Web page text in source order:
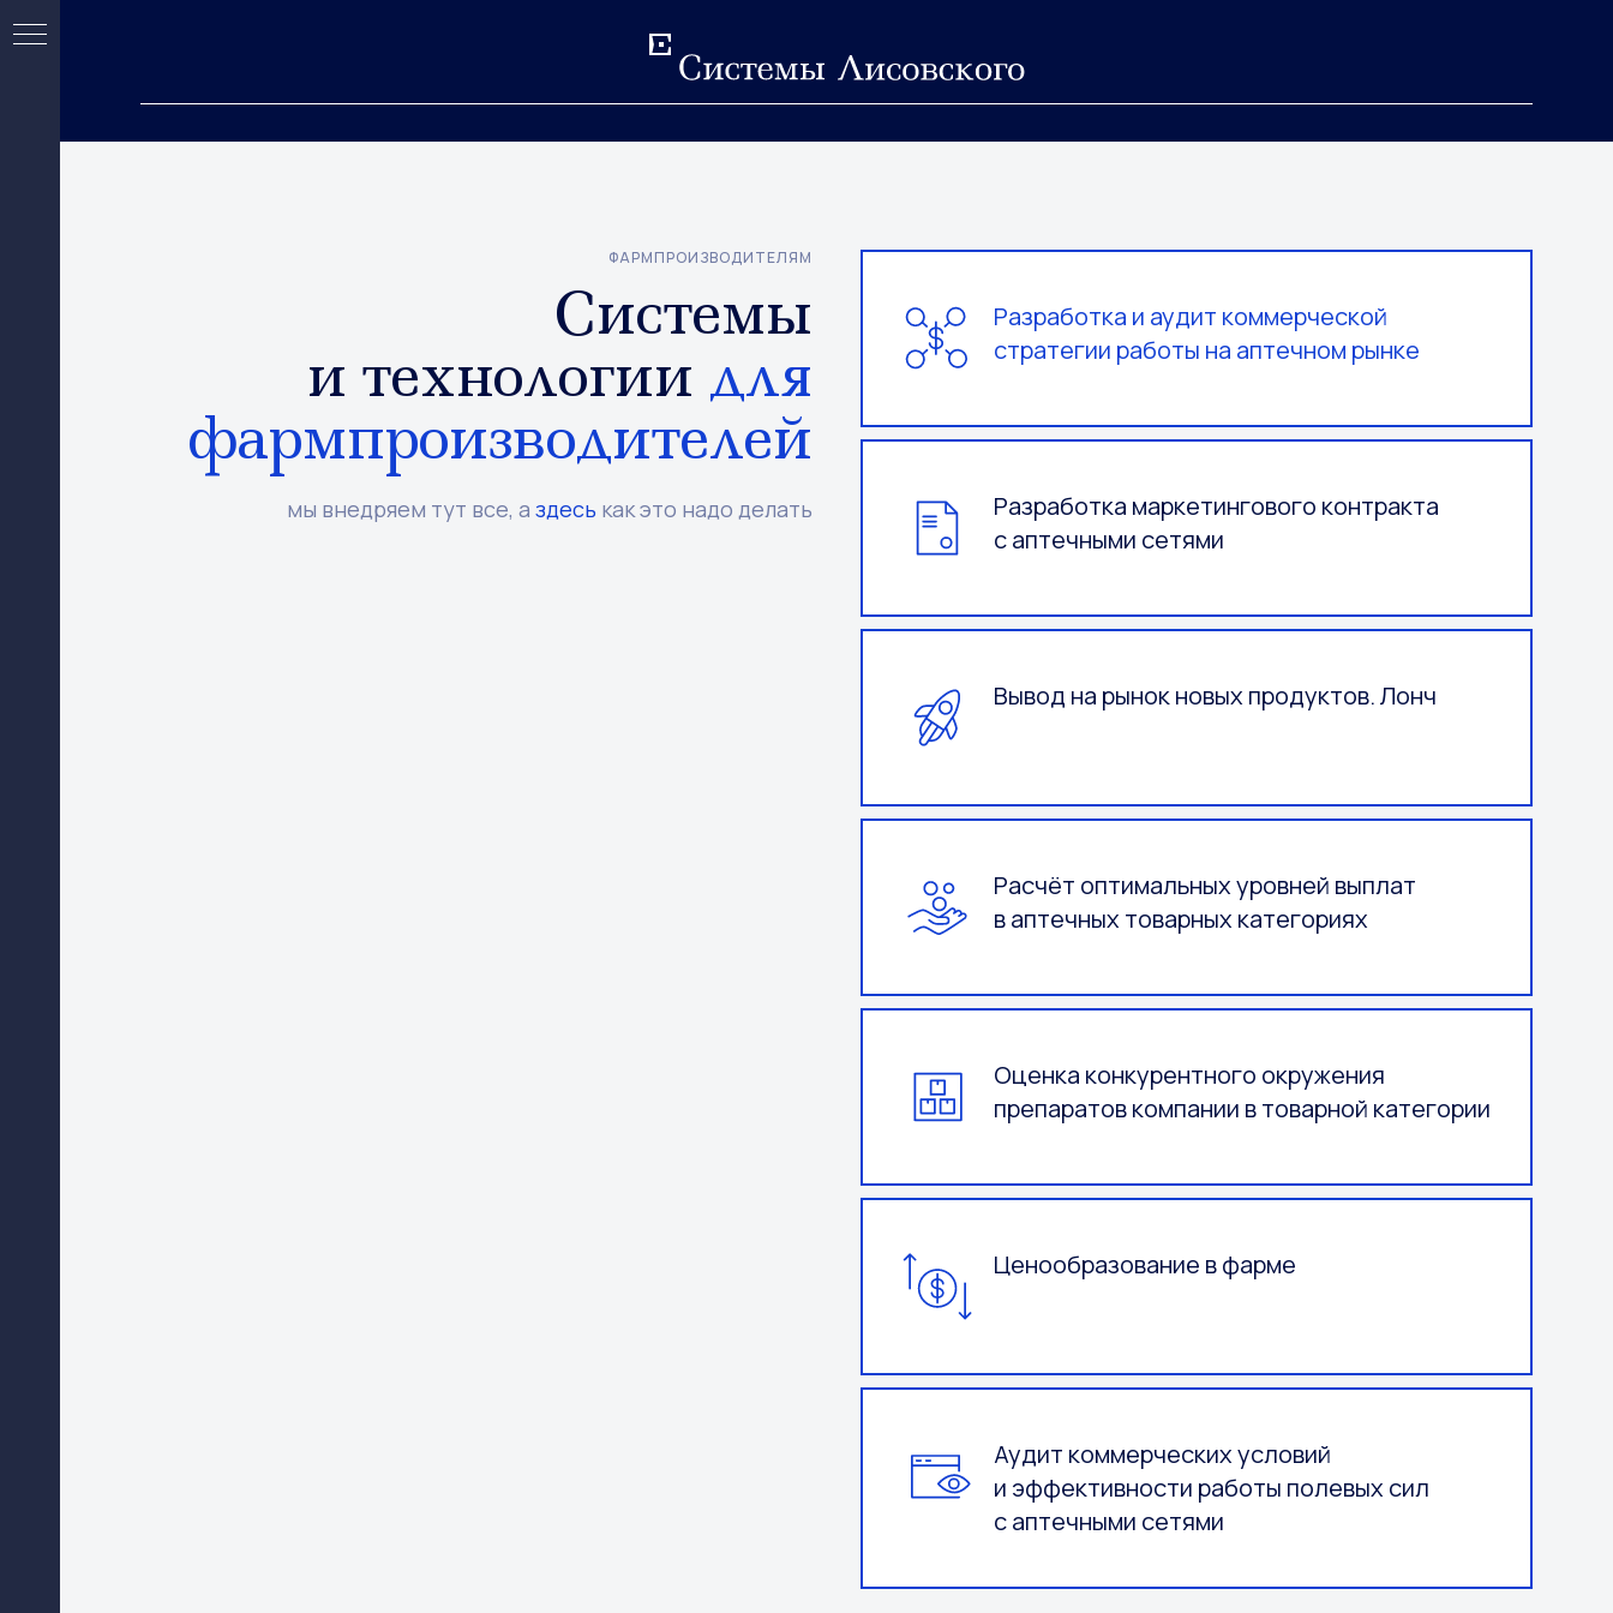
ФАРМПРОИЗВОДИТЕЛЯМ
Системы
и технологии для
фармпроизводителей
мы внедряем тут все, а здесь как это надо делать
Разработка и аудит коммерческой
стратегии работы на аптечном рынке
Разработка маркетингового контракта
с аптечными сетями
Вывод на рынок новых продуктов. Лонч
Расчёт оптимальных уровней выплат
в аптечных товарных категориях
Оценка конкурентного окружения
препаратов компании в товарной категории
Ценообразование в фарме
Аудит коммерческих условий
и эффективности работы полевых сил
с аптечными сетями